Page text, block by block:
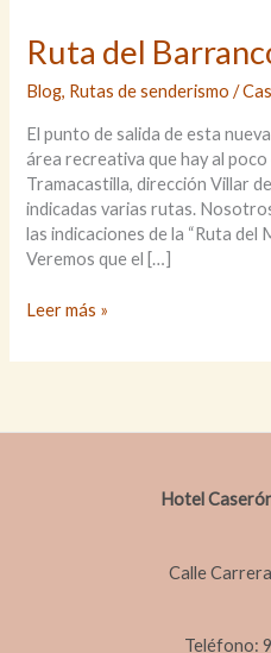
Ruta del
Blog, Rutas de senderismo /
El punto de salida de esta
área recreativa que hay al
Tramacastilla, dirección Villar
indicadas varias rutas.
las indicaciones de la “Ruta del
Veremos que el […]
Ruta
Barranco
Leer más »
Hotel
Calle
Teléfono: